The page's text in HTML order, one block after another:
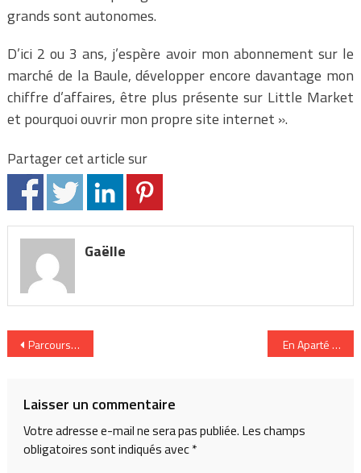
grands sont autonomes.
D’ici 2 ou 3 ans, j’espère avoir mon abonnement sur le
marché de la Baule, développer encore davantage mon
chiffre d’affaires, être plus présente sur Little Market
et pourquoi ouvrir mon propre site internet ».
Partager cet article sur
Gaëlle
Navigation
l’article
Parcours au fil du temps : Lola En Aparté et
Laisser un commentaire
Votre adresse e-mail ne sera pas publiée. Les champs
obligatoires sont indiqués avec*